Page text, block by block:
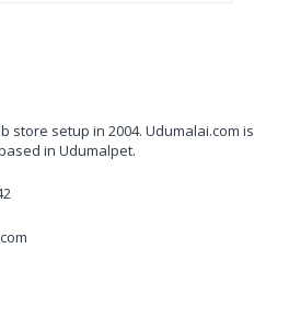
store setup in 2004. Udumalai.com is
in Udumalpet.